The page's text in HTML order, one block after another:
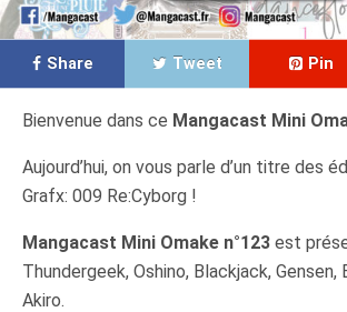
Share Tweet Pin
Bienvenue dans ce Mangacast Mini
Aujourd’hui, on vous parle d’un titre des
Grafx: 009 Re:Cyborg !
Mangacast Mini Omake n°123 est
Thundergeek, Oshino, Blackjack, Gensen,
Akiro.